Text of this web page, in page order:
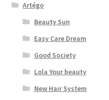
Artégo
Beauty Sun
Easy Care Dream
Good Society
Lola Your beauty
New Hair System